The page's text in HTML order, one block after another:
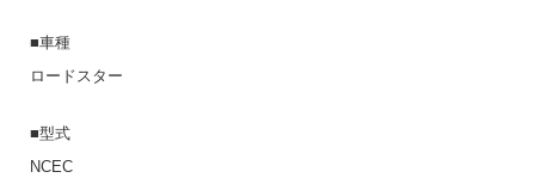
■車種
ロードスター
■型式
NCEC